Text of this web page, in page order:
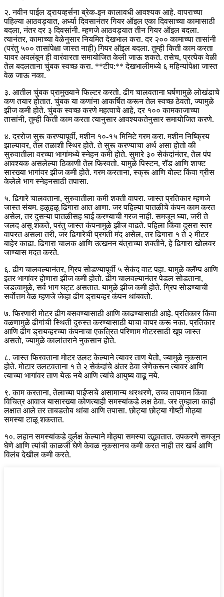
२. नवीन पाईल ड्रायव्हर्सना ब्रेक-इन कालावधी आवश्यक आहे. वापराच्या
पहिल्या आठवड्यात, अर्ध्या दिवसानंतर गियर ऑइल एका दिवसाच्या कामासाठी
बदला, नंतर दर ३ दिवसांनी. म्हणजे आठवड्यात तीन गियर ऑइल बदला.
त्यानंतर, कामाच्या वेळेनुसार नियमित देखभाल करा. दर २०० कामाच्या तासांनी
(परंतु ५०० तासांपेक्षा जास्त नाही) गियर ऑइल बदला. तुम्ही किती काम करता
यावर अवलंबून ही वारंवारता समायोजित केली जाऊ शकते. तसेच, प्रत्येक वेळी
तेल बदलताना चुंबक स्वच्छ करा. **टीप:** देखभालीमध्ये ६ महिन्यांपेक्षा जास्त
वेळ जाऊ नका.
३. आतील चुंबक प्रामुख्याने फिल्टर करतो. ढीग चालवताना घर्षणामुळे लोखंडाचे
कण तयार होतात. चुंबक या कणांना आकर्षित करून तेल स्वच्छ ठेवतो, ज्यामुळे
झीज कमी होते. चुंबक स्वच्छ करणे महत्वाचे आहे, दर १०० कामकाजाच्या
तासांनी, तुम्ही किती काम करता त्यानुसार आवश्यकतेनुसार समायोजित करणे.
४. दररोज सुरू करण्यापूर्वी, मशीन १०-१५ मिनिटे गरम करा. मशीन निष्क्रिय
झाल्यावर, तेल तळाशी स्थिर होते. ते सुरू करण्याचा अर्थ असा होतो की
सुरुवातीला वरच्या भागांमध्ये स्नेहन कमी होते. सुमारे ३० सेकंदांनंतर, तेल पंप
आवश्यक असलेल्या ठिकाणी तेल फिरवतो. यामुळे पिस्टन, रॉड आणि शाफ्ट
सारख्या भागांवर झीज कमी होते. गरम करताना, स्क्रू आणि बोल्ट किंवा ग्रीस
केलेले भाग स्नेहनसाठी तपासा.
५. ढिगारे चालवताना, सुरुवातीला कमी शक्ती वापरा. ​​जास्त प्रतिकार म्हणजे
जास्त संयम. हळूहळू ढिगारा आत आणा. जर पहिल्या पातळीचे कंपन काम करत
असेल, तर दुसऱ्या पातळीसह घाई करण्याची गरज नाही. समजून घ्या, जरी ते
जलद असू शकते, परंतु जास्त कंपनामुळे झीज वाढते. पहिला किंवा दुसरा स्तर
वापरत असला तरी, जर ढिगारेची प्रगती मंद असेल, तर ढिगारा १ ते २ मीटर
बाहेर काढा. ढिगारा चालक आणि उत्खनन यंत्राच्या शक्तीने, हे ढिगारा खोलवर
जाण्यास मदत करते.
६. ढीग चालवल्यानंतर, ग्रिप सोडण्यापूर्वी ५ सेकंद वाट पहा. यामुळे क्लॅम्प आणि
इतर भागांवर होणारा झीज कमी होतो. ढीग चालवल्यानंतर पेडल सोडताना,
जडत्वामुळे, सर्व भाग घट्ट असतात. यामुळे झीज कमी होते. ग्रिप सोडण्याची
सर्वोत्तम वेळ म्हणजे जेव्हा ढीग ड्रायव्हर कंपन थांबवतो.
७. फिरणारी मोटर ढीग बसवण्यासाठी आणि काढण्यासाठी आहे. प्रतिकार किंवा
वळणामुळे ढीगांची स्थिती दुरुस्त करण्यासाठी याचा वापर करू नका. प्रतिकार
आणि ढीग ड्रायव्हरच्या कंपनाचा एकत्रित परिणाम मोटरसाठी खूप जास्त
असतो, ज्यामुळे कालांतराने नुकसान होते.
८. जास्त फिरवताना मोटर उलट केल्याने त्यावर ताण येतो, ज्यामुळे नुकसान
होते. मोटार उलटवताना १ ते २ सेकंदांचे अंतर ठेवा जेणेकरून त्यावर आणि
त्याच्या भागांवर ताण येऊ नये आणि त्यांचे आयुष्य वाढू नये.
९. काम करताना, तेलाच्या पाईप्सचे असामान्य थरथरणे, उच्च तापमान किंवा
विचित्र आवाज यासारख्या कोणत्याही समस्यांकडे लक्ष ठेवा. जर तुम्हाला काही
लक्षात आले तर ताबडतोब थांबा आणि तपासा. छोट्या छोट्या गोष्टी मोठ्या
समस्या टाळू शकतात.
१०. लहान समस्यांकडे दुर्लक्ष केल्याने मोठ्या समस्या उद्भवतात. उपकरणे समजून
घेणे आणि त्यांची काळजी घेणे केवळ नुकसानच कमी करत नाही तर खर्च आणि
विलंब देखील कमी करते.